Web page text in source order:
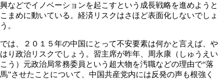
興などでイノベーションを起こすという成長戦略を進めようと
こまめに動いている。経済リスクはさほど表面化しないでしょ
う。
では、２０１５年の中国にとって不安要素は何かと言えば、や
はり政治リスクでしょう。習主席が昨年、周永康（しゅうえい
こう）元政治局常務委員という超大物を汚職などの理由で“落
馬”させたことについて、中国共産党内には反発の声も根強く